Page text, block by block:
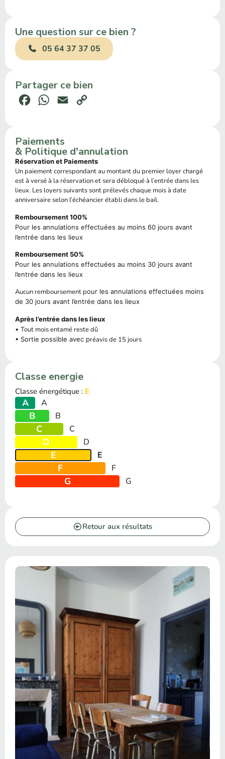
Une question sur ce bien ?
05 64 37 37 05
Partager ce bien
FacebookWhatsApp
Email
Paiements
& Politique d'annulation
Réservation et Paiements
Un paiement correspondant au montant du premier loyer chargé
est à versé à la réservation et sera débloqué à l’entrée dans les
lieux. Les loyers suivants sont prélevés chaque mois à date
anniversaire selon l’échéancier établi dans le bail.
Remboursement 100%
Pour les annulations effectuées au moins 60 jours avant
l’entrée dans les lieux
Remboursement 50%
Pour les annulations effectuées au moins 30 jours avant
l’entrée dans les lieux
Aucun remboursement pour les annulations effectuées moins
de 30 jours avant l’entrée dans les lieux
Après l’entrée dans les lieux
• Tout mois entamé reste dû
• Sortie possible avec préavis de 15 jours
Classe energie
Classe énergétique : E
A A
B B
C C
D D
E E
F F
G G
Retour aux résultats